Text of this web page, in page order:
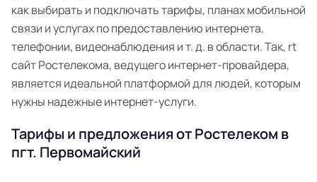
как выбирать и подключать тарифы, планах мобильной
связи и услугах по предоставлению интернета,
телефонии, видеонаблюдения и т. д. в области. Так, rt
сайт Ростелекома, ведущего интернет-провайдера,
является идеальной платформой для людей, которым
нужны надежные интернет-услуги.
Тарифы и предложения от Ростелеком в
пгт. Первомайский